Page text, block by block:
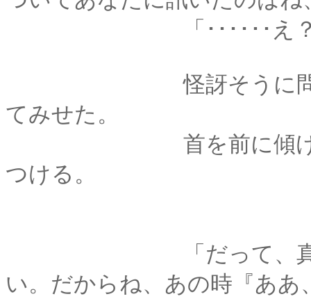
「･･････え？
怪訝そうに問い返す
てみせた。
首を前に傾けて、額
つける。
「だって、真太くん
い。だからね、あの時『あ